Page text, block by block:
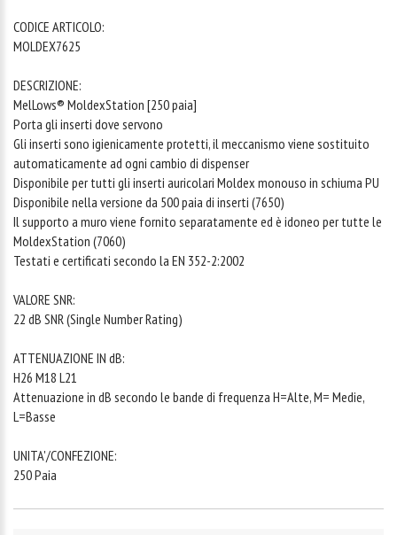
CODICE ARTICOLO:
MOLDEX7625
DESCRIZIONE:
MelLows® MoldexStation [250 paia]
Porta gli inserti dove servono
Gli inserti sono igienicamente protetti, il meccanismo viene sostituito
automaticamente ad ogni cambio di dispenser
Disponibile per tutti gli inserti auricolari Moldex monouso in schiuma PU
Disponibile nella versione da 500 paia di inserti (7650)
Il supporto a muro viene fornito separatamente ed è idoneo per tutte le
MoldexStation (7060)
Testati e certificati secondo la EN 352-2:2002
VALORE SNR:
22 dB SNR (Single Number Rating)
ATTENUAZIONE IN dB:
H26 M18 L21
Attenuazione in dB secondo le bande di frequenza H=Alte, M= Medie,
L=Basse
UNITA'/CONFEZIONE:
250 Paia